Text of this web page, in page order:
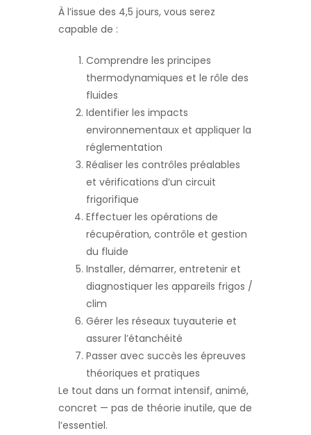
À l’issue des 4,5 jours, vous serez
capable de :
Comprendre les principes
thermodynamiques et le rôle des
fluides
Identifier les impacts
environnementaux et appliquer la
réglementation
Réaliser les contrôles préalables
et vérifications d’un circuit
frigorifique
Effectuer les opérations de
récupération, contrôle et gestion
du fluide
Installer, démarrer, entretenir et
diagnostiquer les appareils frigos /
clim
Gérer les réseaux tuyauterie et
assurer l’étanchéité
Passer avec succès les épreuves
théoriques et pratiques
Le tout dans un format intensif, animé,
concret — pas de théorie inutile, que de
l’essentiel.